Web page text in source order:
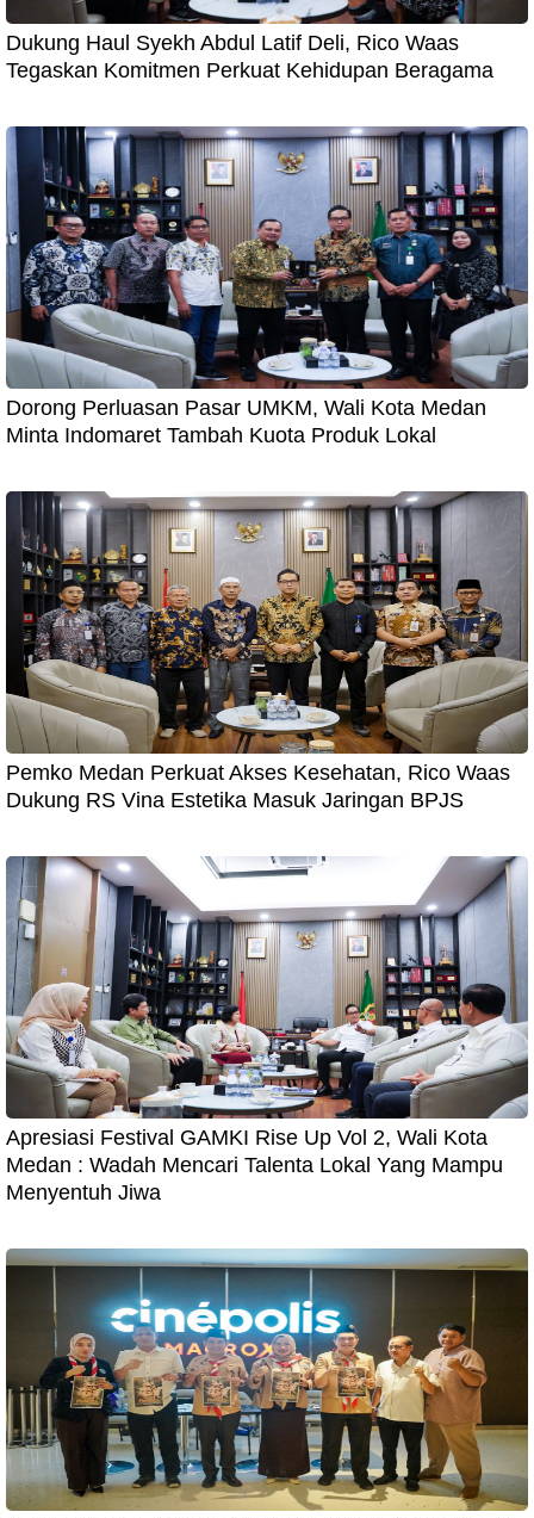
Dukung Haul Syekh Abdul Latif Deli, Rico Waas
Tegaskan Komitmen Perkuat Kehidupan Beragama
Dorong Perluasan Pasar UMKM, Wali Kota Medan
Minta Indomaret Tambah Kuota Produk Lokal
Pemko Medan Perkuat Akses Kesehatan, Rico Waas
Dukung RS Vina Estetika Masuk Jaringan BPJS
Apresiasi Festival GAMKI Rise Up Vol 2, Wali Kota
Medan : Wadah Mencari Talenta Lokal Yang Mampu
Menyentuh Jiwa